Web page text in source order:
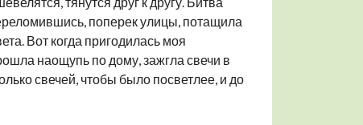
поперек улицы, потащила
Вот когда пригодилась моя
наощупь по дому, зажгла свечи в
свечей, чтобы было посветлее, и до